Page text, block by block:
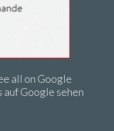
all on Google
Google sehen